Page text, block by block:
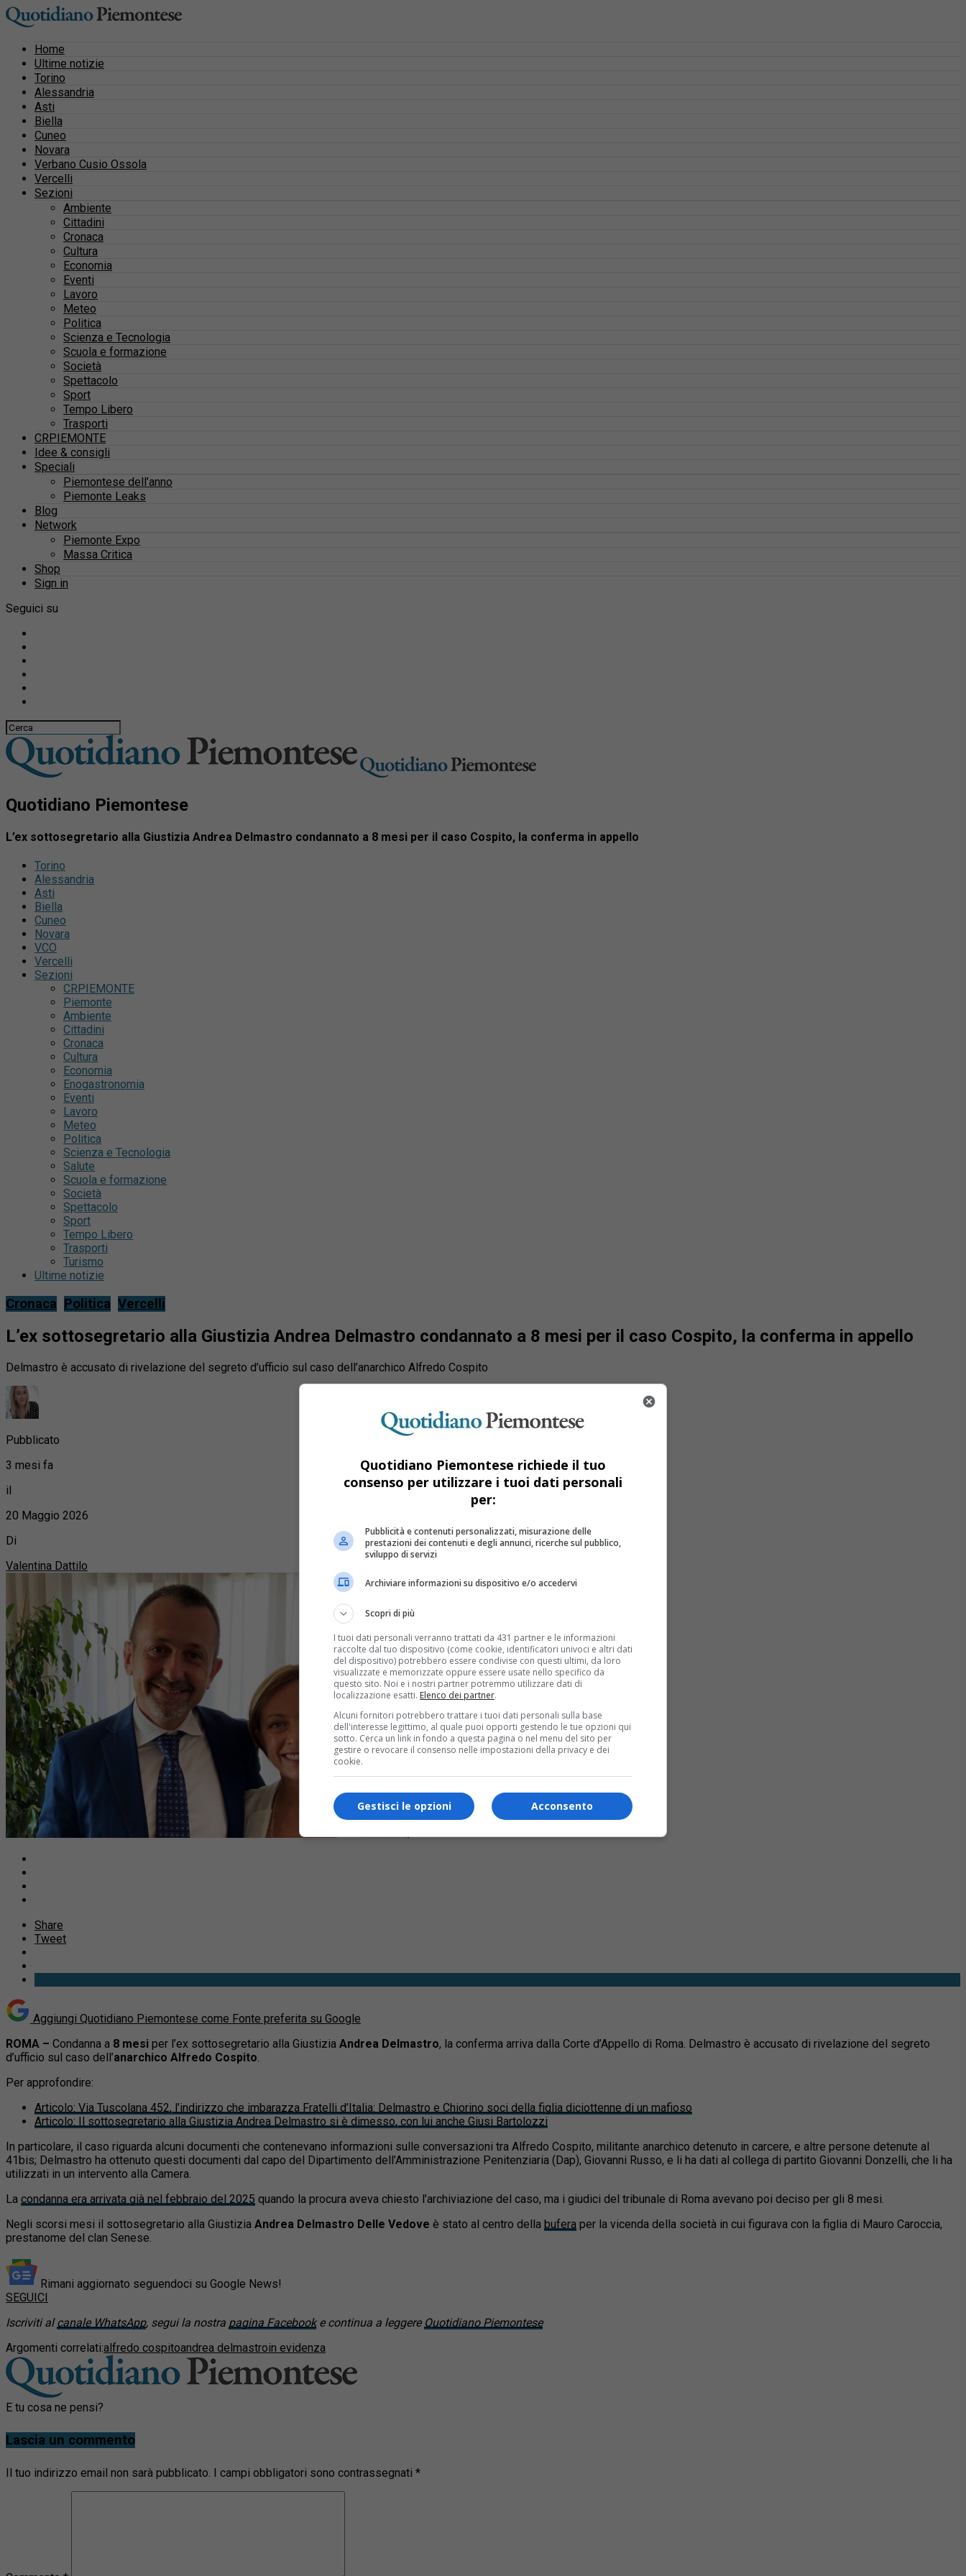
Home
Ultime notizie
Torino
Alessandria
Asti
Biella
Cuneo
Novara
Verbano Cusio Ossola
Vercelli
Sezioni
Ambiente
Cittadini
Cronaca
Cultura
Economia
Eventi
Lavoro
Meteo
Politica
Scienza e Tecnologia
Scuola e formazione
Società
Spettacolo
Sport
Tempo Libero
Trasporti
CRPIEMONTE
Idee & consigli
Speciali
Piemontese dell’anno
Piemonte Leaks
Blog
Network
Piemonte Expo
Massa Critica
Shop
Sign in
Seguici su
Quotidiano Piemontese
L’ex sottosegretario alla Giustizia Andrea Delmastro condannato a 8 mesi per il caso Cospito, la conferma in appello
Torino
Alessandria
Asti
Biella
Cuneo
Novara
VCO
Vercelli
Sezioni
CRPIEMONTE
Piemonte
Ambiente
Cittadini
Cronaca
Cultura
Economia
Enogastronomia
Eventi
Lavoro
Meteo
Politica
Scienza e Tecnologia
Salute
Scuola e formazione
Società
Spettacolo
Sport
Tempo Libero
Trasporti
Turismo
Ultime notizie
Cronaca Politica Vercelli
L’ex sottosegretario alla Giustizia Andrea Delmastro condannato a 8 mesi per il caso Cospito, la conferma in appello
Delmastro è accusato di rivelazione del segreto d’ufficio sul caso dell’anarchico Alfredo Cospito
Pubblicato
3 mesi fa
il
20 Maggio 2026
Di
Valentina Dattilo
Share
Tweet
Aggiungi Quotidiano Piemontese come Fonte preferita su Google
ROMA – Condanna a 8 mesi per l’ex sottosegretario alla Giustizia Andrea Delmastro, la conferma arriva dalla Corte d’Appello di Roma. Delmastro è accusato di rivelazione del segreto
d’ufficio sul caso dell’anarchico Alfredo Cospito.
Per approfondire:
Articolo: Via Tuscolana 452, l’indirizzo che imbarazza Fratelli d’Italia: Delmastro e Chiorino soci della figlia diciottenne di un mafioso
Articolo: Il sottosegretario alla Giustizia Andrea Delmastro si è dimesso, con lui anche Giusi Bartolozzi
In particolare, il caso riguarda alcuni documenti che contenevano informazioni sulle conversazioni tra Alfredo Cospito, militante anarchico detenuto in carcere, e altre persone detenute al
41bis; Delmastro ha ottenuto questi documenti dal capo del Dipartimento dell’Amministrazione Penitenziaria (Dap), Giovanni Russo, e li ha dati al collega di partito Giovanni Donzelli, che li ha
utilizzati in un intervento alla Camera.
La condanna era arrivata già nel febbraio del 2025 quando la procura aveva chiesto l’archiviazione del caso, ma i giudici del tribunale di Roma avevano poi deciso per gli 8 mesi.
Negli scorsi mesi il sottosegretario alla Giustizia Andrea Delmastro Delle Vedove è stato al centro della bufera per la vicenda della società in cui figurava con la figlia di Mauro Caroccia,
prestanome del clan Senese.
Rimani aggiornato seguendoci su Google News!
SEGUICI
Iscriviti alcanale WhatsApp, segui la nostra pagina Facebooke continua a leggere Quotidiano Piemontese
Argomenti correlati:alfredo cospitoandrea delmastroin evidenza
E tu cosa ne pensi?
Lascia un commento
Il tuo indirizzo email non sarà pubblicato. I campi obbligatori sono contrassegnati *
Quotidiano Piemontese richiede il tuo
consenso per utilizzare i tuoi dati personali
per:
Pubblicità e contenuti personalizzati, misurazione delle
prestazioni dei contenuti e degli annunci, ricerche sul pubblico,
sviluppo di servizi
Archiviare informazioni su dispositivo e/o accedervi
Scopri di più
I tuoi dati personali verranno trattati da 431 partner e le informazioni
raccolte dal tuo dispositivo (come cookie, identificatori univoci e altri dati
del dispositivo) potrebbero essere condivise con questi ultimi, da loro
visualizzate e memorizzate oppure essere usate nello specifico da
questo sito. Noi e i nostri partner potremmo utilizzare dati di
localizzazione esatti. Elenco dei partner.
Alcuni fornitori potrebbero trattare i tuoi dati personali sulla base
dell'interesse legittimo, al quale puoi opporti gestendo le tue opzioni qui
sotto. Cerca un link in fondo a questa pagina o nel menu del sito per
gestire o revocare il consenso nelle impostazioni della privacy e dei
cookie.
Acconsento
Gestisci le opzioni